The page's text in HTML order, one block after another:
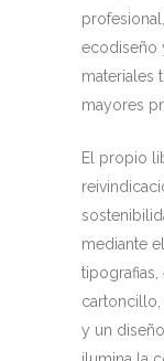
ecodiseño
materiales
mayores
El propio
mediante
cartoncillo,
y un